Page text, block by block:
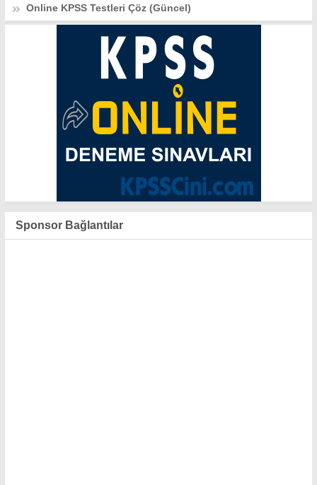
Online KPSS Testleri Çöz (Güncel)
Sponsor Bağlantılar